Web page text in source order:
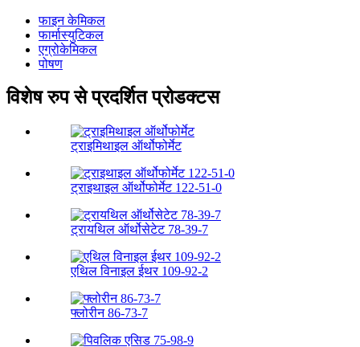
फाइन केमिकल
फार्मास्युटिकल
एग्रोकेमिकल
पोषण
विशेष रुप से प्रदर्शित प्रोडक्टस
ट्राइमिथाइल ऑर्थोफोर्मेट
ट्राइथाइल ऑर्थोफोर्मेट 122-51-0
ट्रायथिल ऑर्थोसेटेट 78-39-7
एथिल विनाइल ईथर 109-92-2
फ्लोरीन 86-73-7